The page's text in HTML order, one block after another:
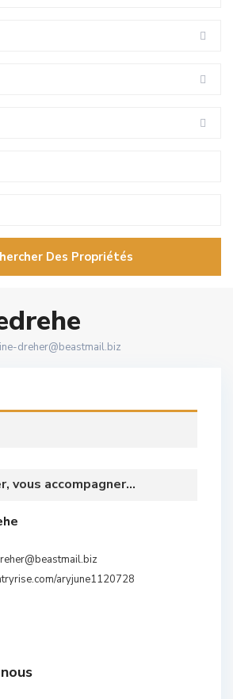
Des Propriétés
dreher@beastmail.biz
vous accompagner...
aryjune1120728